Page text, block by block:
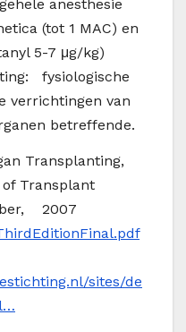
anesthesie
(tot 1 MAC) en
5-7 μg/kg)
fysiologische
verrichtingen van
betreffende.
Transplanting,
Transplant
2007
sites/de